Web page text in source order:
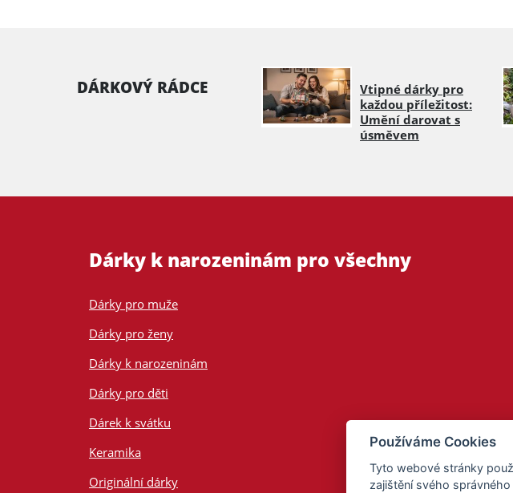
DÁRKOVÝ RÁDCE
Vtipné dárky pro
každou příležitost:
Umění darovat s
úsměvem
Dárky k narozeninám pro všechny
Dárky pro muže
Dárky pro ženy
Dárky k narozeninám
Dárky pro děti
Dárek k svátku
Keramika
Originální dárky
Používáme Cookies
Tyto webové stránky
zajištění svého